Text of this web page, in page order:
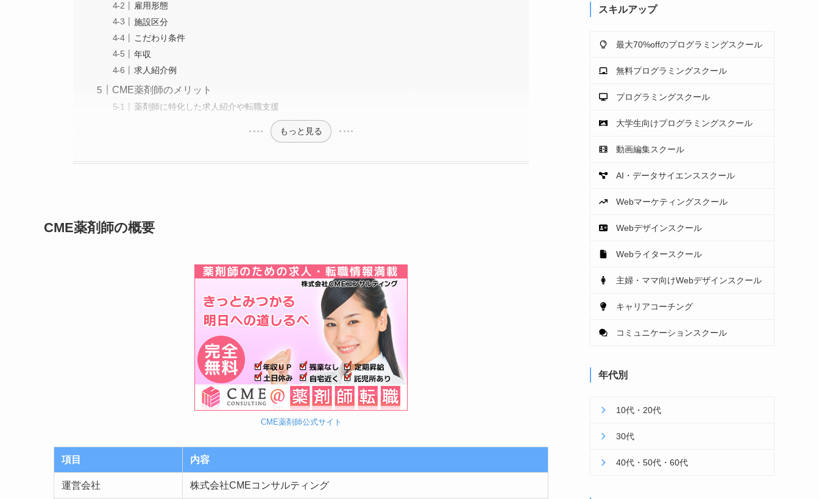
雇用形態
施設区分
こだわり条件
年収
求人紹介例
CME薬剤師のメリット
薬剤師に特化した求人紹介や転職支援
もっと見る
CME薬剤師の概要
CME薬剤師公式サイト
項目 内容
運営会社 株式会社CMEコンサルティング
スキルアップ
最大70%offのプログラミングスクール
無料プログラミングスクール
プログラミングスクール
大学生向けプログラミングスクール
動画編集スクール
AI・データサイエンススクール
Webマーケティングスクール
Webデザインスクール
Webライタースクール
主婦・ママ向けWebデザインスクール
キャリアコーチング
コミュニケーションスクール
年代別
10代・20代
30代
40代・50代・60代